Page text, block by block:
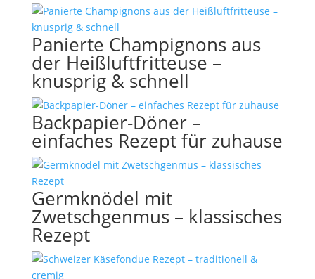
Panierte Champignons aus
der Heißluftfritteuse –
knusprig & schnell
Backpapier-Döner –
einfaches Rezept für zuhause
Germknödel mit
Zwetschgenmus – klassisches
Rezept